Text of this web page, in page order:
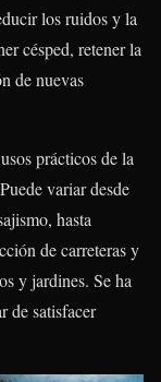
los ruidos y la
césped, retener la
de nuevas
prácticos de la
variar desde
hasta
de carreteras y
y jardines. Se ha
de satisfacer